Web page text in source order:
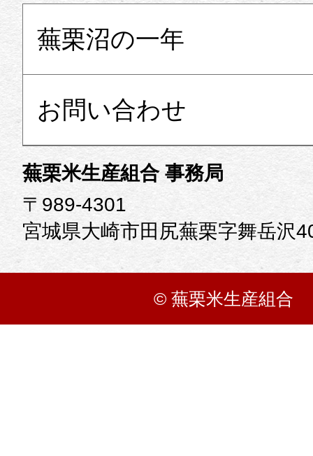
蕪栗沼の一年
お問い合わせ
蕪栗米生産組合 事務局
〒989-4301
宮城県大崎市田尻蕪栗字舞岳沢
© 蕪栗米生産組合